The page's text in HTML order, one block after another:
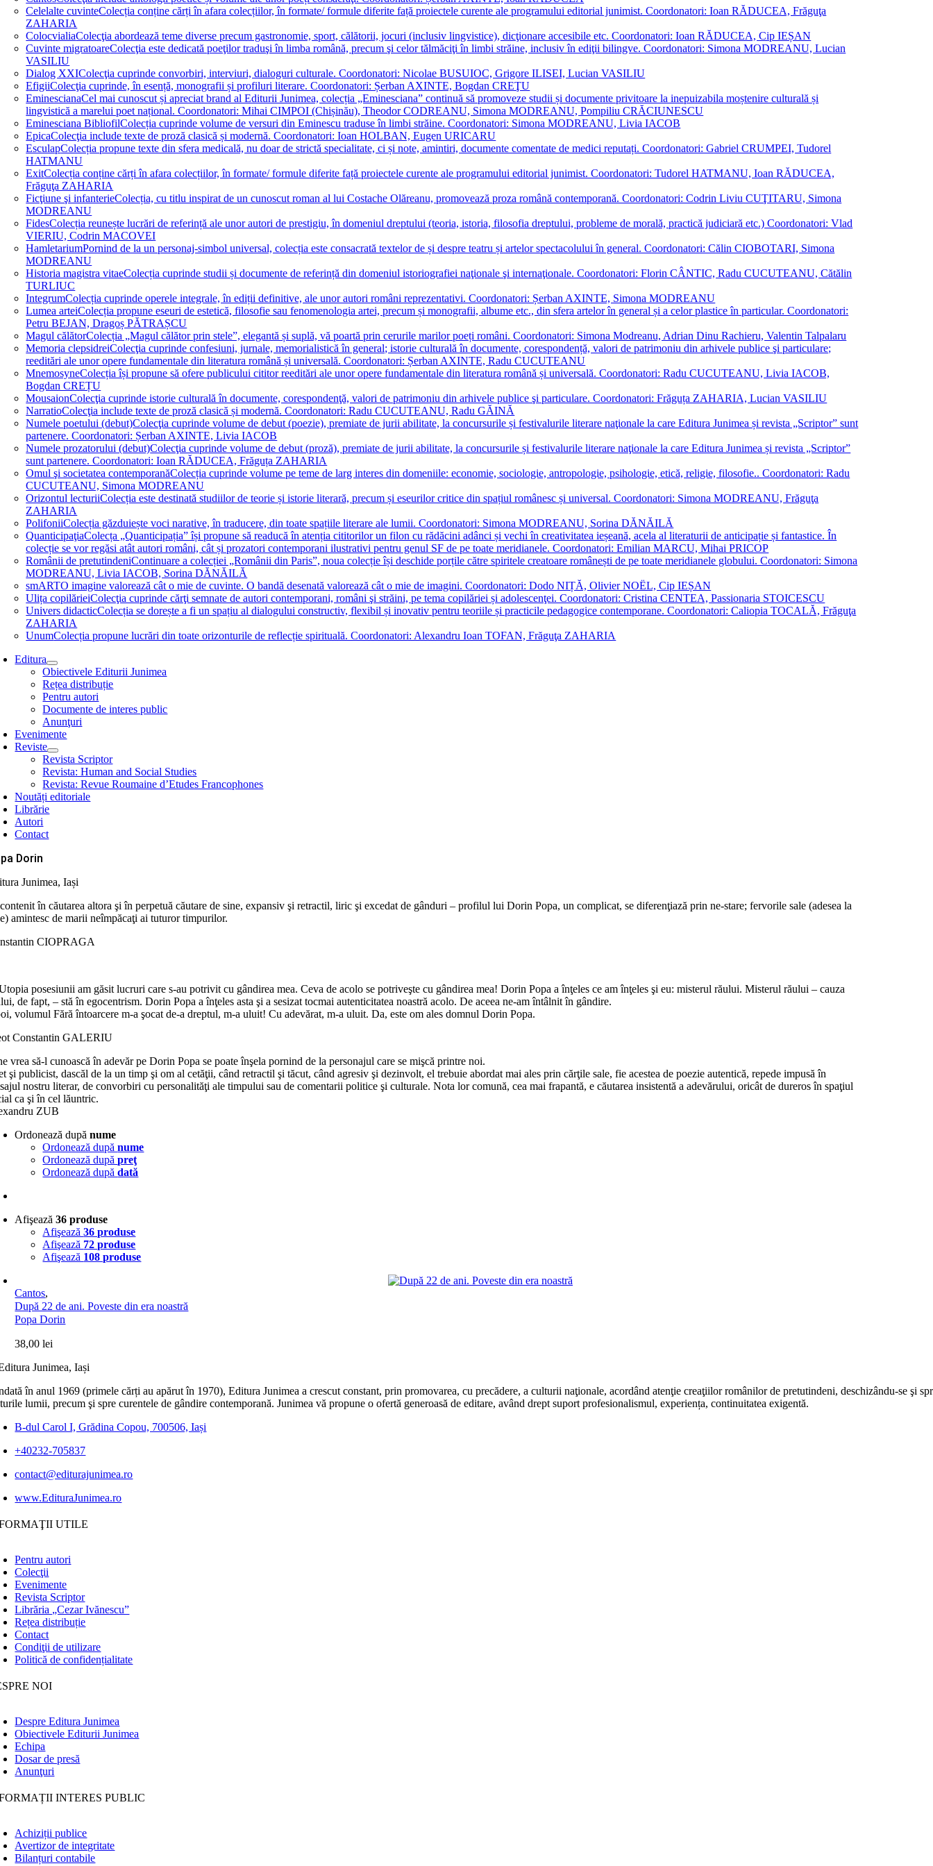
Celelalte cuvinteColecția conține cărți în afara colecțiilor, în formate/ formule diferite față proiectele curente ale programului editorial junimist. Coordonatori: Ioan RĂDUCEA, Frăguţa
ZAHARIA
ColocvialiaColecţia abordează teme diverse precum gastronomie, sport, călătorii, jocuri (inclusiv lingvistice), dicţionare accesibile etc. Coordonatori: Ioan RĂDUCEA, Cip IEȘAN
Cuvinte migratoareColecţia este dedicată poeţilor traduşi în limba română, precum şi celor tălmăciţi în limbi străine, inclusiv în ediţii bilingve. Coordonatori: Simona MODREANU, Lucian
VASILIU
Dialog XXIColecţia cuprinde convorbiri, interviuri, dialoguri culturale. Coordonatori: Nicolae BUSUIOC, Grigore ILISEI, Lucian VASILIU
EfigiiColecţia cuprinde, în esență, monografii și profiluri literare. Coordonatori: Șerban AXINTE, Bogdan CREŢU
EminescianaCel mai cunoscut și apreciat brand al Editurii Junimea, colecția „Eminesciana” continuă să promoveze studii și documente privitoare la inepuizabila moștenire culturală și
lingvistică a marelui poet național. Coordonatori: Mihai CIMPOI (Chișinău), Theodor CODREANU, Simona MODREANU, Pompiliu CRĂCIUNESCU
Eminesciana BibliofilColecția cuprinde volume de versuri din Eminescu traduse în limbi străine. Coordonatori: Simona MODREANU, Livia IACOB
EpicaColecţia include texte de proză clasică și modernă. Coordonatori: Ioan HOLBAN, Eugen URICARU
EsculapColecția propune texte din sfera medicală, nu doar de strictă specialitate, ci și note, amintiri, documente comentate de medici reputați. Coordonatori: Gabriel CRUMPEI, Tudorel
HATMANU
ExitColecția conține cărți în afara colecțiilor, în formate/ formule diferite față proiectele curente ale programului editorial junimist. Coordonatori: Tudorel HATMANU, Ioan RĂDUCEA,
Frăguţa ZAHARIA
Ficţiune şi infanterieColecția, cu titlu inspirat de un cunoscut roman al lui Costache Olăreanu, promovează proza română contemporană. Coordonatori: Codrin Liviu CUŢITARU, Simona
MODREANU
FidesColecția reunește lucrări de referință ale unor autori de prestigiu, în domeniul dreptului (teoria, istoria, filosofia dreptului, probleme de morală, practică judiciară etc.) Coordonatori: Vlad
VIERIU, Codrin MACOVEI
HamletariumPornind de la un personaj-simbol universal, colecția este consacrată textelor de și despre teatru și artelor spectacolului în general. Coordonatori: Călin CIOBOTARI, Simona
MODREANU
Historia magistra vitaeColecția cuprinde studii și documente de referință din domeniul istoriografiei naţionale şi internaţionale. Coordonatori: Florin CÂNTIC, Radu CUCUTEANU, Cătălin
TURLIUC
IntegrumColecția cuprinde operele integrale, în ediții definitive, ale unor autori români reprezentativi. Coordonatori: Șerban AXINTE, Simona MODREANU
Lumea arteiColecția propune eseuri de estetică, filosofie sau fenomenologia artei, precum și monografii, albume etc., din sfera artelor în general și a celor plastice în particular. Coordonatori:
Petru BEJAN, Dragoș PĂTRAȘCU
Magul călătorColecția „Magul călător prin stele”, elegantă și suplă, vă poartă prin cerurile marilor poeți români. Coordonatori: Simona Modreanu, Adrian Dinu Rachieru, Valentin Talpalaru
Memoria clepsidreiColecţia cuprinde confesiuni, jurnale, memorialistică în general; istorie culturală în documente, corespondență, valori de patrimoniu din arhivele publice şi particulare;
reeditări ale unor opere fundamentale din literatura română și universală. Coordonatori: Șerban AXINTE, Radu CUCUTEANU
MnemosyneColecția își propune să ofere publicului cititor reeditări ale unor opere fundamentale din literatura română și universală. Coordonatori: Radu CUCUTEANU, Livia IACOB,
Bogdan CREȚU
MousaionColecţia cuprinde istorie culturală în documente, corespondenţă, valori de patrimoniu din arhivele publice şi particulare. Coordonatori: Frăguța ZAHARIA, Lucian VASILIU
NarratioColecţia include texte de proză clasică și modernă. Coordonatori: Radu CUCUTEANU, Radu GĂINĂ
Numele poetului (debut)Colecţia cuprinde volume de debut (poezie), premiate de jurii abilitate, la concursurile și festivalurile literare naţionale la care Editura Junimea și revista „Scriptor” sunt
partenere. Coordonatori: Șerban AXINTE, Livia IACOB
Numele prozatorului (debut)Colecţia cuprinde volume de debut (proză), premiate de jurii abilitate, la concursurile și festivalurile literare naţionale la care Editura Junimea și revista „Scriptor”
sunt partenere. Coordonatori: Ioan RĂDUCEA, Frăguța ZAHARIA
Omul şi societatea contemporanăColecția cuprinde volume pe teme de larg interes din domeniile: economie, sociologie, antropologie, psihologie, etică, religie, filosofie.. Coordonatori: Radu
CUCUTEANU, Simona MODREANU
Orizontul lecturiiColecția este destinată studiilor de teorie și istorie literară, precum și eseurilor critice din spațiul românesc și universal. Coordonatori: Simona MODREANU, Frăguţa
ZAHARIA
PolifoniiColecția găzduiește voci narative, în traducere, din toate spațiile literare ale lumii. Coordonatori: Simona MODREANU, Sorina DĂNĂILĂ
QuanticipaţiaColecța „Quanticipația” își propune să readucă în atenția cititorilor un filon cu rădăcini adânci și vechi în creativitatea ieșeană, acela al literaturii de anticipație și fantastice. În
colecție se vor regăsi atât autori români, cât și prozatori contemporani ilustrativi pentru genul SF de pe toate meridianele. Coordonatori: Emilian MARCU, Mihai PRICOP
Românii de pretutindeniContinuare a colecției „Românii din Paris”, noua colecție își deschide porțile către spiritele creatoare românești de pe toate meridianele globului. Coordonatori: Simona
MODREANU, Livia IACOB, Sorina DĂNĂILĂ
smARTO imagine valorează cât o mie de cuvinte. O bandă desenată valorează cât o mie de imagini. Coordonatori: Dodo NIȚĂ, Olivier NOËL, Cip IEȘAN
Ulița copilărieiColecţia cuprinde cărţi semnate de autori contemporani, români şi străini, pe tema copilăriei și adolescenţei. Coordonatori: Cristina CENTEA, Passionaria STOICESCU
Univers didacticColecția se dorește a fi un spațiu al dialogului constructiv, flexibil și inovativ pentru teoriile și practicile pedagogice contemporane. Coordonatori: Caliopia TOCALĂ, Frăguţa
ZAHARIA
UnumColecția propune lucrări din toate orizonturile de reflecție spirituală. Coordonatori: Alexandru Ioan TOFAN, Frăguţa ZAHARIA
Editura
Obiectivele Editurii Junimea
Rețea distribuție
Pentru autori
Documente de interes public
Anunţuri
Evenimente
Reviste
Revista Scriptor
Revista: Human and Social Studies
Revista: Revue Roumaine d’Etudes Francophones
Noutăți editoriale
Librărie
Autori
Contact
Dorin
Junimea, Iași
în căutarea altora şi în perpetuă căutare de sine, expansiv şi retractil, liric şi excedat de gânduri – profilul lui Dorin Popa, un complicat, se diferenţiază prin ne-stare; fervorile sale (adesea la
amintesc de marii neîmpăcaţi ai tuturor timpurilor.
CIOPRAGA
posesiunii am găsit lucruri care s-au potrivit cu gândirea mea. Ceva de acolo se potriveşte cu gândirea mea! Dorin Popa a înţeles ce am înţeles şi eu: misterul răului. Misterul răului – cauza
de fapt, – stă în egocentrism. Dorin Popa a înţeles asta şi a sesizat tocmai autenticitatea noastră acolo. De aceea ne-am întâlnit în gândire.
volumul Fără întoarcere m-a şocat de-a dreptul, m-a uluit! Cu adevărat, m-a uluit. Da, este om ales domnul Dorin Popa.
Constantin GALERIU
vrea să-l cunoască în adevăr pe Dorin Popa se poate înşela pornind de la personajul care se mişcă printre noi.
şi publicist, dascăl de la un timp şi om al cetăţii, când retractil şi tăcut, când agresiv şi dezinvolt, el trebuie abordat mai ales prin cărţile sale, fie acestea de poezie autentică, repede impusă în
nostru literar, de convorbiri cu personalităţi ale timpului sau de comentarii politice şi culturale. Nota lor comună, cea mai frapantă, e căutarea insistentă a adevărului, oricât de dureros în spaţiul
ca şi în cel lăuntric.
ZUB
Ordonează dupănume
Ordonează dupănume
Ordonează dupăpreţ
Ordonează dupădată
Afişează36 produse
Afişează36 produse
Afişează 72 produse
Afişează 108 produse
Cantos,
După 22 de ani. Poveste din era noastră
Popa Dorin
38,00lei
în anul 1969 (primele cărți au apărut în 1970), Editura Junimea a crescut constant, prin promovarea, cu precădere, a culturii naţionale, acordând atenţie creaţiilor românilor de pretutindeni, deschizându-se şi
lumii, precum şi spre curentele de gândire contemporană. Junimea vă propune o ofertă generoasă de editare, având drept suport profesionalismul, experiența, continuitatea exigentă.
B-dul Carol I, Grădina Copou, 700506, Iași
+40232-705837
contact@editurajunimea.ro
www.EdituraJunimea.ro
UTILE
Pentru autori
Colecţii
Evenimente
Revista Scriptor
Librăria „Cezar Ivănescu”
Rețea distribuție
Contact
Condiţii de utilizare
Politică de confidențialitate
NOI
Despre Editura Junimea
Obiectivele Editurii Junimea
Echipa
Dosar de presă
Anunţuri
INTERES PUBLIC
Achiziții publice
Avertizor de integritate
Bilanțuri contabile